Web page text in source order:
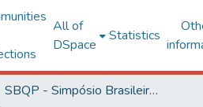
All of
DSpace
Statistics
SBQP - Simpósio Brasileiro de Qualidade do Projeto no Ambiente Construído